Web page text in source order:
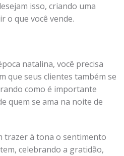
isso, criando uma
o que você vende.
natalina, você precisa
que seus clientes também se
como é importante
quem se ama na noite de
trazer à tona o sentimento
celebrando a gratidão,